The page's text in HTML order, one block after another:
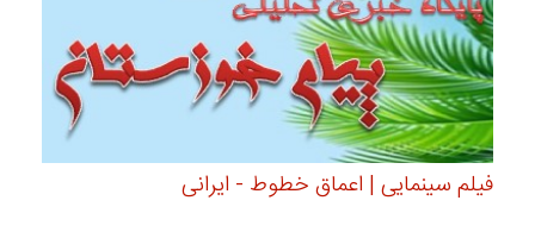
فیلم سینمایی | اعماق خطوط - ایرانی